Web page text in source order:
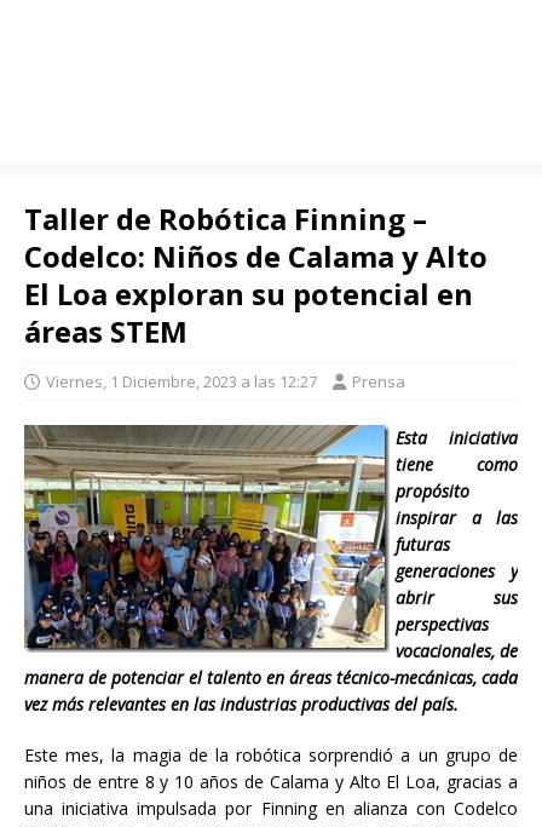
Taller de Robótica Finning –
Codelco: Niños de Calama y Alto
El Loa exploran su potencial en
áreas STEM
Viernes, 1 Diciembre, 2023 a las 12:27 Prensa
Esta iniciativa
tiene como
propósito
inspirar a las
futuras
generaciones y
abrir sus
perspectivas
vocacionales, de
manera de potenciar el talento en áreas técnico-mecánicas, cada
vez más relevantes en las industrias productivas del país.
Este mes, la magia de la robótica sorprendió a un grupo de
niños de entre 8 y 10 años de Calama y Alto El Loa, gracias a
una iniciativa impulsada por Finning en alianza con Codelco